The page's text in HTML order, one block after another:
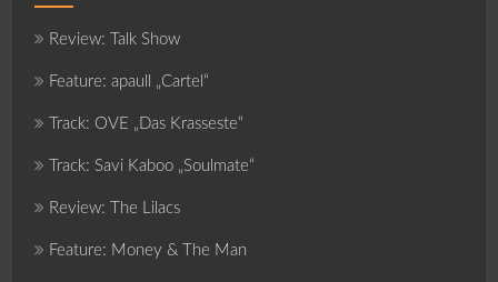
Review: Talk Show
Feature: apaull „Cartel“
Track: OVE „Das Krasseste“
Track: Savi Kaboo „Soulmate“
Review: The Lilacs
Feature: Money & The Man